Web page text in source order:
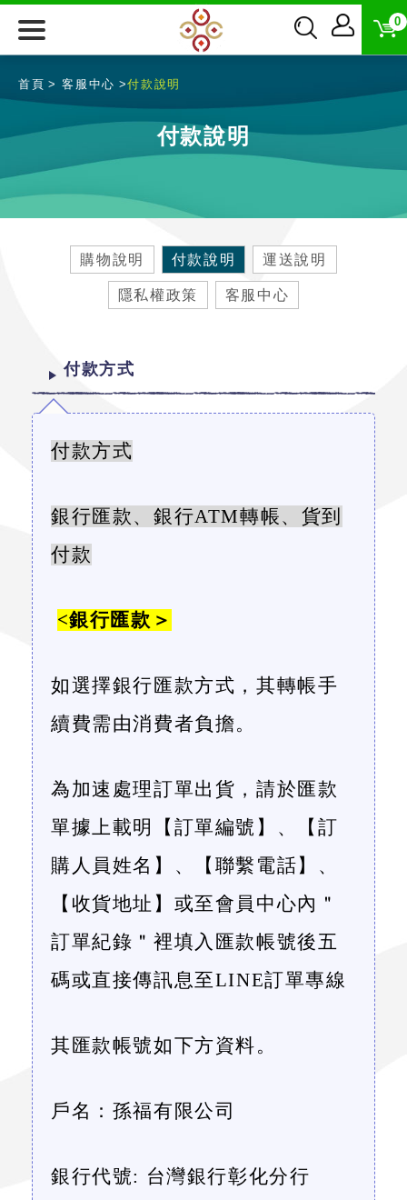
0
首頁 客服中心 付款說明
付款說明
購物說明 付款說明 運送說明
隱私權政策 客服中心
付款方式
付款方式
銀行匯款、銀行ATM轉帳、貨到
付款
<銀行匯款＞
如選擇銀行匯款方式，其轉帳手
續費需由消費者負擔。
為加速處理訂單出貨，請於匯款
單據上載明【訂單編號】、【訂
購人員姓名】、【聯繫電話】、
【收貨地址】或至會員中心內＂
訂單紀錄＂裡填入匯款帳號後五
碼或直接傳訊息至LINE訂單專線
其匯款帳號如下方資料。
戶名：孫福有限公司
銀行代號: 台灣銀行彰化分行